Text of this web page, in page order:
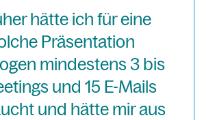
hätte ich für eine
Präsentation
mindestens 3 bis
und 15 E-Mails
und hätte mir aus